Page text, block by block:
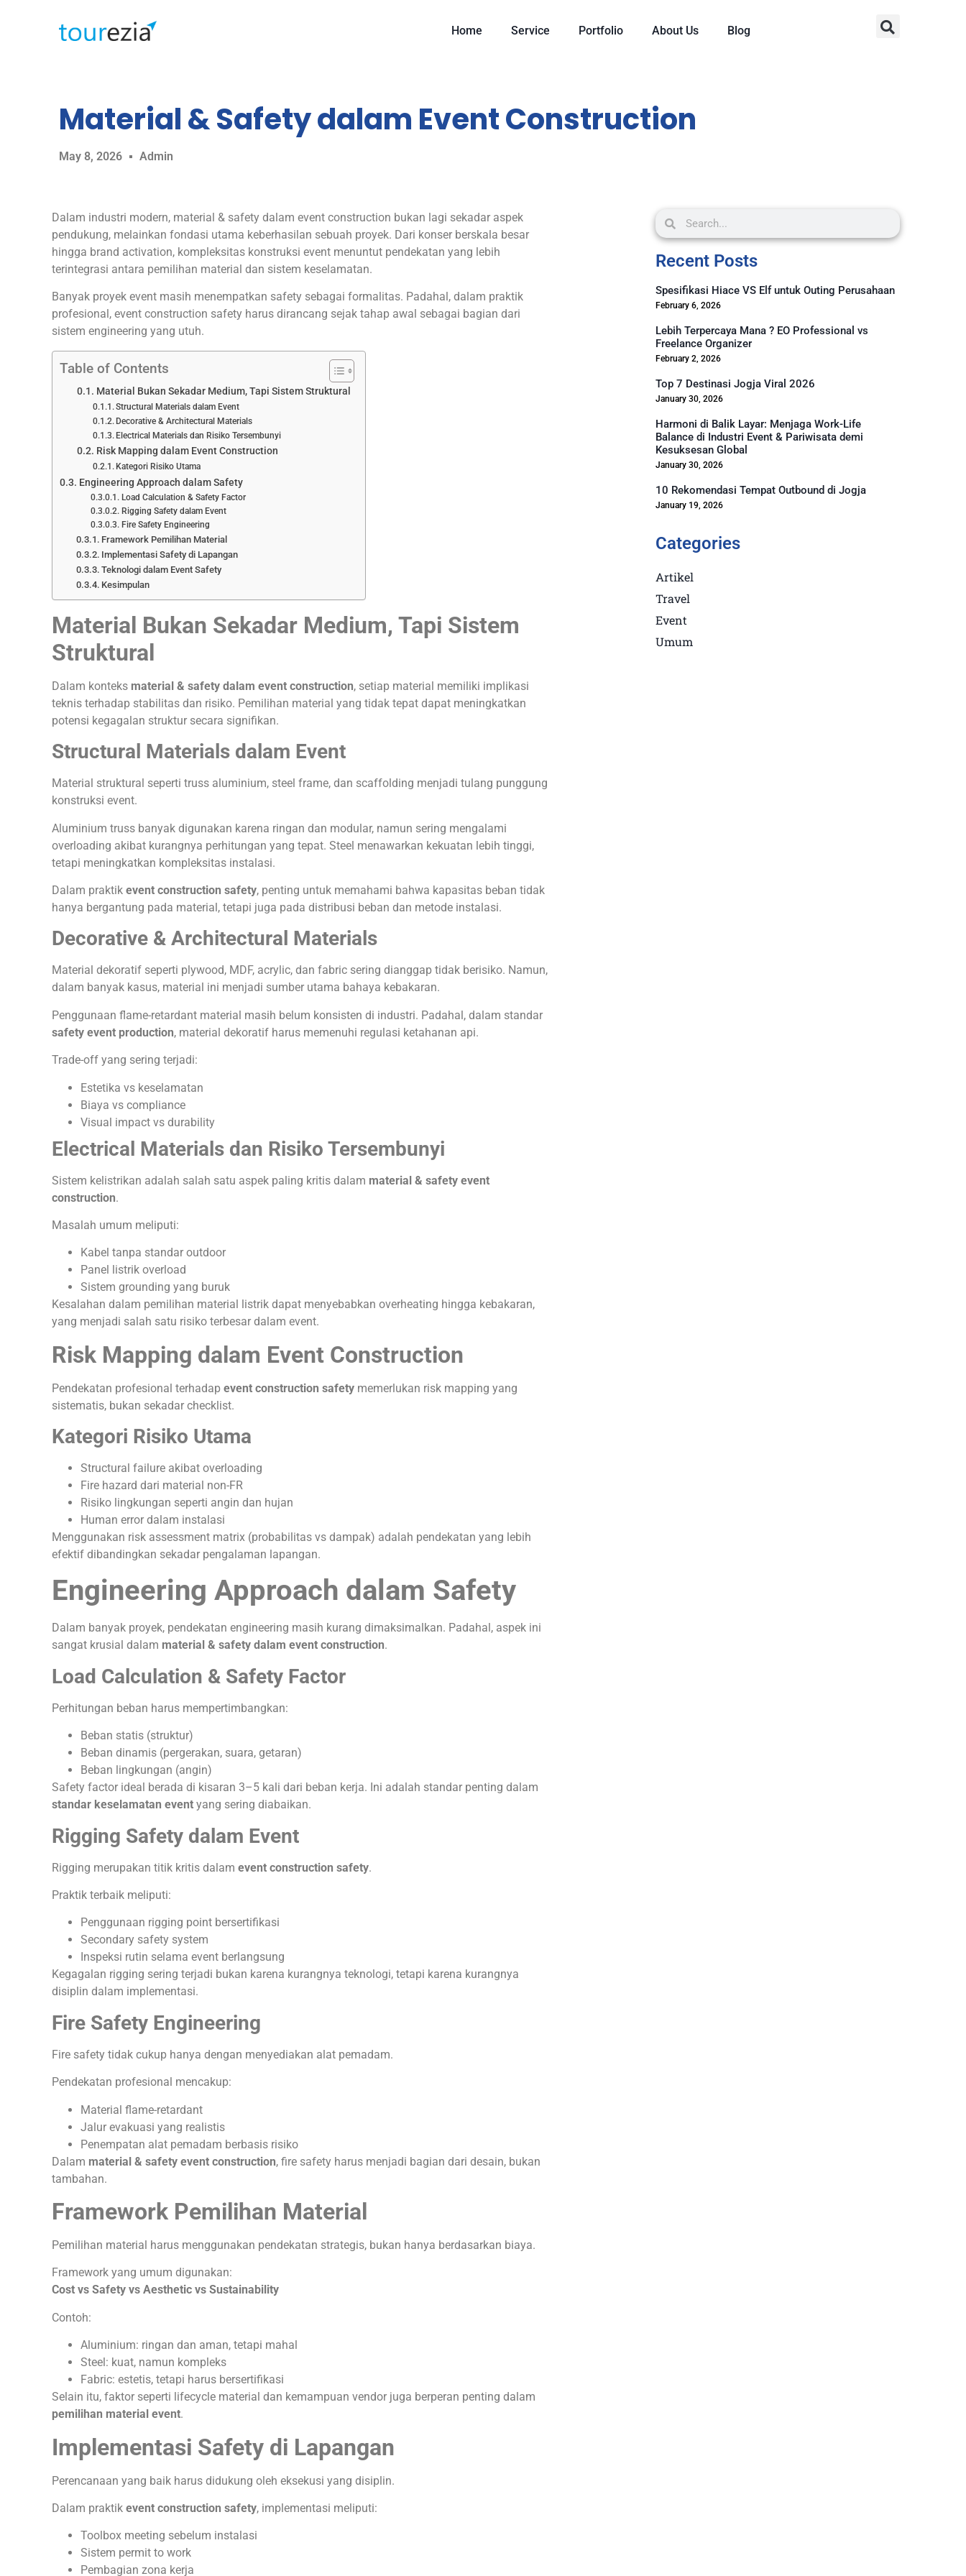
Home Service Portfolio About Us Blog
Material & Safety dalam Event Construction
May 8, 2026 Admin
Dalam industri modern, material & safety dalam event construction bukan lagi sekadar aspek
pendukung, melainkan fondasi utama keberhasilan sebuah proyek. Dari konser berskala besar
hingga brand activation, kompleksitas konstruksi event menuntut pendekatan yang lebih
terintegrasi antara pemilihan material dan sistem keselamatan.
Banyak proyek event masih menempatkan safety sebagai formalitas. Padahal, dalam praktik
profesional, event construction safety harus dirancang sejak tahap awal sebagai bagian dari
sistem engineering yang utuh.
Table of Contents
Material Bukan Sekadar Medium, Tapi Sistem Struktural
Structural Materials dalam Event
Decorative & Architectural Materials
Electrical Materials dan Risiko Tersembunyi
Risk Mapping dalam Event Construction
Kategori Risiko Utama
Engineering Approach dalam Safety
Load Calculation & Safety Factor
Rigging Safety dalam Event
Fire Safety Engineering
Framework Pemilihan Material
Implementasi Safety di Lapangan
Teknologi dalam Event Safety
Kesimpulan
Material Bukan Sekadar Medium, Tapi Sistem
Struktural
Dalam konteks material & safety dalam event construction, setiap material memiliki implikasi
teknis terhadap stabilitas dan risiko. Pemilihan material yang tidak tepat dapat meningkatkan
potensi kegagalan struktur secara signifikan.
Structural Materials dalam Event
Material struktural seperti truss aluminium, steel frame, dan scaffolding menjadi tulang punggung
konstruksi event.
Aluminium truss banyak digunakan karena ringan dan modular, namun sering mengalami
overloading akibat kurangnya perhitungan yang tepat. Steel menawarkan kekuatan lebih tinggi,
tetapi meningkatkan kompleksitas instalasi.
Dalam praktik event construction safety, penting untuk memahami bahwa kapasitas beban tidak
hanya bergantung pada material, tetapi juga pada distribusi beban dan metode instalasi.
Decorative & Architectural Materials
Material dekoratif seperti plywood, MDF, acrylic, dan fabric sering dianggap tidak berisiko. Namun,
dalam banyak kasus, material ini menjadi sumber utama bahaya kebakaran.
Penggunaan flame-retardant material masih belum konsisten di industri. Padahal, dalam standar
safety event production, material dekoratif harus memenuhi regulasi ketahanan api.
Trade-off yang sering terjadi:
Estetika vs keselamatan
Biaya vs compliance
Visual impact vs durability
Electrical Materials dan Risiko Tersembunyi
Sistem kelistrikan adalah salah satu aspek paling kritis dalam material & safety event
construction.
Masalah umum meliputi:
Kabel tanpa standar outdoor
Panel listrik overload
Sistem grounding yang buruk
Kesalahan dalam pemilihan material listrik dapat menyebabkan overheating hingga kebakaran,
yang menjadi salah satu risiko terbesar dalam event.
Risk Mapping dalam Event Construction
Pendekatan profesional terhadap event construction safety memerlukan risk mapping yang
sistematis, bukan sekadar checklist.
Kategori Risiko Utama
Structural failure akibat overloading
Fire hazard dari material non-FR
Risiko lingkungan seperti angin dan hujan
Human error dalam instalasi
Menggunakan risk assessment matrix (probabilitas vs dampak) adalah pendekatan yang lebih
efektif dibandingkan sekadar pengalaman lapangan.
Engineering Approach dalam Safety
Dalam banyak proyek, pendekatan engineering masih kurang dimaksimalkan. Padahal, aspek ini
sangat krusial dalam material & safety dalam event construction.
Load Calculation & Safety Factor
Perhitungan beban harus mempertimbangkan:
Beban statis (struktur)
Beban dinamis (pergerakan, suara, getaran)
Beban lingkungan (angin)
Safety factor ideal berada di kisaran 3–5 kali dari beban kerja. Ini adalah standar penting dalam
standar keselamatan event yang sering diabaikan.
Rigging Safety dalam Event
Rigging merupakan titik kritis dalam event construction safety.
Praktik terbaik meliputi:
Penggunaan rigging point bersertifikasi
Secondary safety system
Inspeksi rutin selama event berlangsung
Kegagalan rigging sering terjadi bukan karena kurangnya teknologi, tetapi karena kurangnya
disiplin dalam implementasi.
Fire Safety Engineering
Fire safety tidak cukup hanya dengan menyediakan alat pemadam.
Pendekatan profesional mencakup:
Material flame-retardant
Jalur evakuasi yang realistis
Penempatan alat pemadam berbasis risiko
Dalam material & safety event construction, fire safety harus menjadi bagian dari desain, bukan
tambahan.
Framework Pemilihan Material
Pemilihan material harus menggunakan pendekatan strategis, bukan hanya berdasarkan biaya.
Framework yang umum digunakan:
Cost vs Safety vs Aesthetic vs Sustainability
Contoh:
Aluminium: ringan dan aman, tetapi mahal
Steel: kuat, namun kompleks
Fabric: estetis, tetapi harus bersertifikasi
Selain itu, faktor seperti lifecycle material dan kemampuan vendor juga berperan penting dalam
pemilihan material event.
Implementasi Safety di Lapangan
Perencanaan yang baik harus didukung oleh eksekusi yang disiplin.
Dalam praktik event construction safety, implementasi meliputi:
Toolbox meeting sebelum instalasi
Sistem permit to work
Pembagian zona kerja
Recent Posts
Spesifikasi Hiace VS Elf untuk Outing Perusahaan
February 6, 2026
Lebih Terpercaya Mana ? EO Professional vs
Freelance Organizer
February 2, 2026
Top 7 Destinasi Jogja Viral 2026
January 30, 2026
Harmoni di Balik Layar: Menjaga Work-Life
Balance di Industri Event & Pariwisata demi
Kesuksesan Global
January 30, 2026
10 Rekomendasi Tempat Outbound di Jogja
January 19, 2026
Categories
Artikel
Travel
Event
Umum